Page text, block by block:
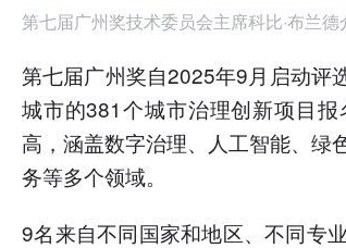
第七届广州奖技术委员会主席科比·布兰德
第七届广州奖自2025年9月启动评
城市的381个城市治理创新项目
高，涵盖数字治理、人工智能、绿
务等多个领域。
9名来自不同国家和地区、不同专